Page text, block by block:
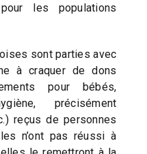
les populations
sont parties avec
à craquer de dons
pour bébés,
précisément
reçus de personnes
n’ont pas réussi à